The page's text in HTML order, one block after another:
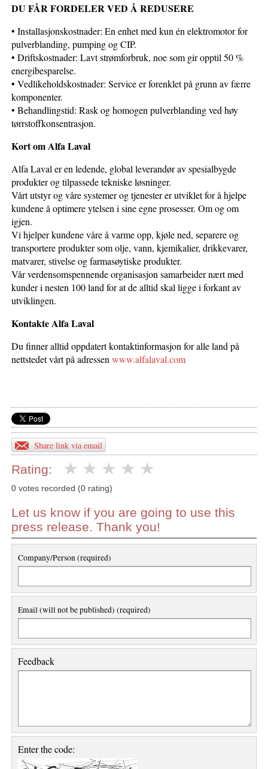
DU FÅR FORDELER VED Å REDUSERE
• Installasjonskostnader: En enhet med kun én elektromotor for
pulverblanding, pumping og CIP.
• Driftskostnader: Lavt strømforbruk, noe som gir opptil 50 %
energibesparelse.
• Vedlikeholdskostnader: Service er forenklet på grunn av færre
komponenter.
• Behandlingstid: Rask og homogen pulverblanding ved høy
tørrstoffkonsentrasjon.
Kort om Alfa Laval
Alfa Laval er en ledende, global leverandør av spesialbygde
produkter og tilpassede tekniske løsninger.
Vårt utstyr og våre systemer og tjenester er utviklet for å hjelpe
kundene å optimere ytelsen i sine egne prosesser. Om og om
igjen.
Vi hjelper kundene våre å varme opp, kjøle ned, separere og
transportere produkter som olje, vann, kjemikalier, drikkevarer,
matvarer, stivelse og farmasøytiske produkter.
Vår verdensomspennende organisasjon samarbeider nært med
kunder i nesten 100 land for at de alltid skal ligge i forkant av
utviklingen.
Kontakte Alfa Laval
Du finner alltid oppdatert kontaktinformasjon for alle land på
nettstedet vårt på adressenwww.alfalaval.com
Share link via email
Rating:
0 votes recorded (0 rating)
Let us know if you are going to use this
press release. Thank you!
Company/Person (required)
Email (will not be published) (required)
Feedback
Enter the code: